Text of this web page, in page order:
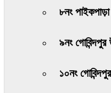
৮নং পাইকপাড়া
৯নং
১০নং